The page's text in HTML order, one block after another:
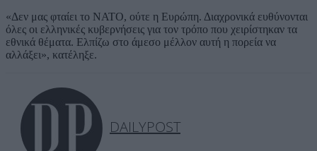
«Δεν μας φταίει το ΝΑΤΟ, ούτε η Ευρώπη. Διαχρονικά ευθύνονται
όλες οι ελληνικές κυβερνήσεις για τον τρόπο που χειρίστηκαν τα
εθνικά θέματα. Ελπίζω στο άμεσο μέλλον αυτή η πορεία να
αλλάξει», κατέληξε.
DAILYPOST